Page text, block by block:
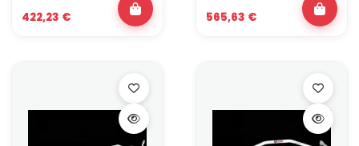
422,23 € 565,63 €